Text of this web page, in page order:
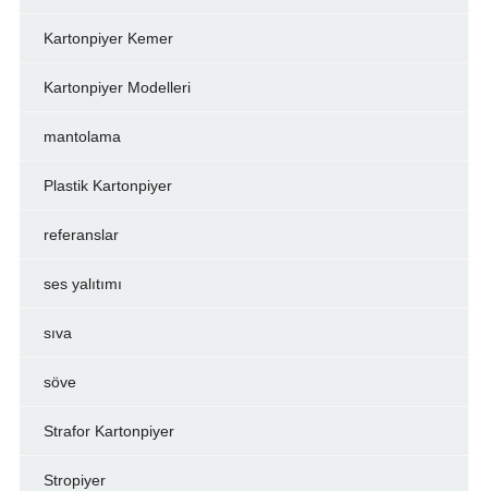
Kartonpiyer Kemer
Kartonpiyer Modelleri
mantolama
Plastik Kartonpiyer
referanslar
ses yalıtımı
sıva
söve
Strafor Kartonpiyer
Stropiyer